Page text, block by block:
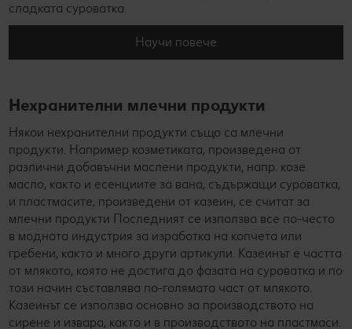
сладката суроватка.
Научи повече
Нехранителни млечни продукти
Някои нехранителни продукти също са млечни
продукти. Например козметиката, произведена от
различни добавъчни маслени продукти, напр. козе
масло, както и есенциите за вана, съдържащи суроватка,
и пластмасите, произведени от казеин, се считат за
млечни продукти Последният се използва все по-често
в модната индустрия за изработка на копчета или
гребени, както и много други артикули. Казеинът е частта
от млякото, която не достига до фазата на суроватка и по
този начин съставлява по-голямата част от млякото.
Казеинът се използва основно за производството на
сирене и извара, както и в производството на пластмаси.